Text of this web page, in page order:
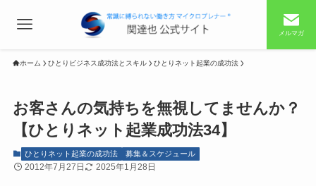
メルマガ
ホーム ひとりビジネス成功法とスキル ひとりネット起業の成功法
お客さんの気持ちを無視してませんか？
【ひとりネット起業成功法34】
ひとりネット起業の成功法 募集＆スケジュール
2012年7月27日 2025年1月28日